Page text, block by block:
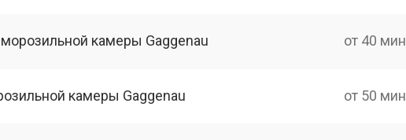
камеры Gaggenau от 40 мин
камеры Gaggenau от 50 мин